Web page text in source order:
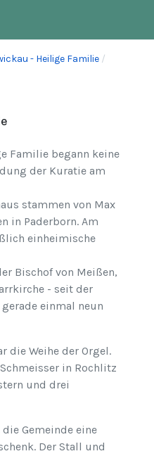
- Heilige Familie
Familie begann keine
der Kuratie am
stammen von Max
in Paderborn. Am
einheimische
Bischof von Meißen,
- seit der
einmal neun
die Weihe der Orgel.
in Rochlitz
und drei
Gemeinde eine
Der Stall und